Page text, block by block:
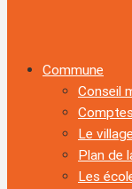
Commune
Conseil
Le village
Plan de
Les